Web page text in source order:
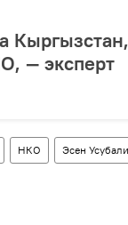
— эксперт
НКО Эсен